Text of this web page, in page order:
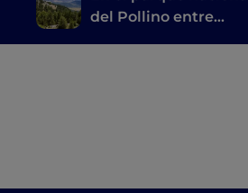
del Pollino entre